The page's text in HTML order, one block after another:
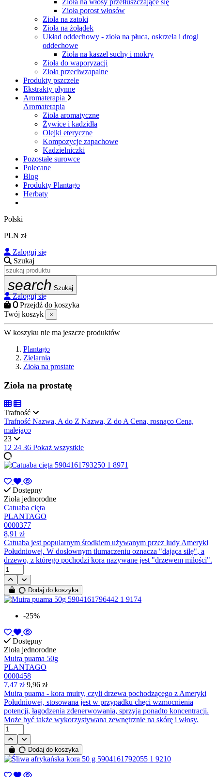
Zioła na włosy przetłuszczające się
Zioła porost włosów
Zioła na zatoki
Zioła na żołądek
Układ oddechowy - zioła na płuca, oskrzela i drogi
oddechowe
Zioła na kaszel suchy i mokry
Zioła do waporyzacji
Zioła przeciwzapalne
Produkty pszczele
Ekstrakty płynne
Aromaterapia
Aromaterapia
Zioła aromatyczne
Żywice i kadzidła
Olejki eteryczne
Kompozycje zapachowe
Kadzielniczki
Pozostałe surowce
Polecane
Blog
Produkty Plantago
Herbaty
Polski
PLN zł
Zaloguj się
Szukaj
search Szukaj
Zaloguj się
0 Przejdź do koszyka
Twój koszyk
×
W koszyku nie ma jeszcze produktów
Plantago
Zielarnia
Zioła na prostate
Zioła na prostatę
Trafność
Trafność Nazwa, A do Z Nazwa, Z do ACena, rosnąco Cena,
malejąco
23
12 24 36 Pokaż wszystkie
Dostępny
Zioła jednorodne
Catuaba cięta
PLANTAGO
0000377
8,91 zł
Catuaba jest popularnym środkiem używanym przez ludy Ameryki
Południowej. W dosłownym tłumaczeniu oznacza "dająca siłę", a
drzewo, z którego pochodzi kora nazywane jest "drzewem miłości".
Dodaj do koszyka
-25%
Dostępny
Zioła jednorodne
Muira puama 50g
PLANTAGO
0000458
7,47 zł9,96 zł
Muira puama - kora muiry, czyli drzewa pochodzącego z Ameryki
Południowej, stosowana jest w przypadku chęci wzmocnienia
potencji, łagodzenia zdenerwowania, sprzyja ponadto koncentracji.
Może być także wykorzystywana zewnętrznie na skórę i włosy.
Dodaj do koszyka